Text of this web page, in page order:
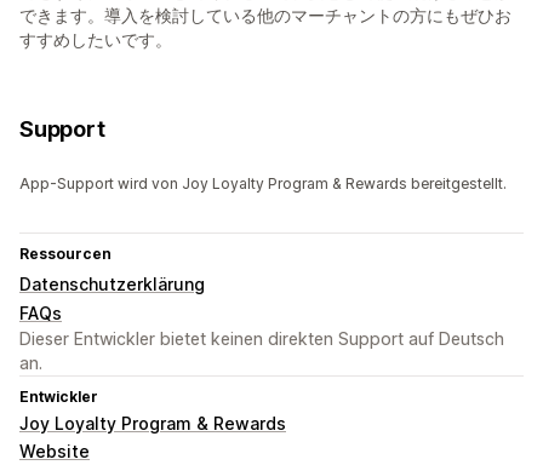
できます。導入を検討している他のマーチャントの方にもぜひお
すすめしたいです。
Support
App-Support wird von Joy Loyalty Program & Rewards bereitgestellt.
Ressourcen
Datenschutzerklärung
FAQs
Dieser Entwickler bietet keinen direkten Support auf Deutsch
an.
Entwickler
Joy Loyalty Program & Rewards
Website